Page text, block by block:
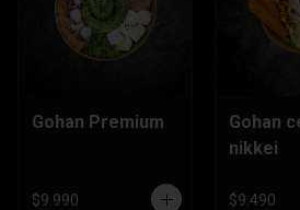
Gohan Premium
$9.990
Gohan
nikkei
$9.490